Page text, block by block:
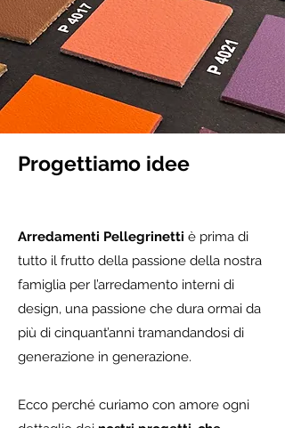
Progettiamo idee
Arredamenti Pellegrinetti è prima di
tutto il frutto della passione della nostra
famiglia per l’arredamento interni di
design, una passione che dura ormai da
più di cinquant’anni tramandandosi di
generazione in generazione.
Ecco perché curiamo con amore ogni